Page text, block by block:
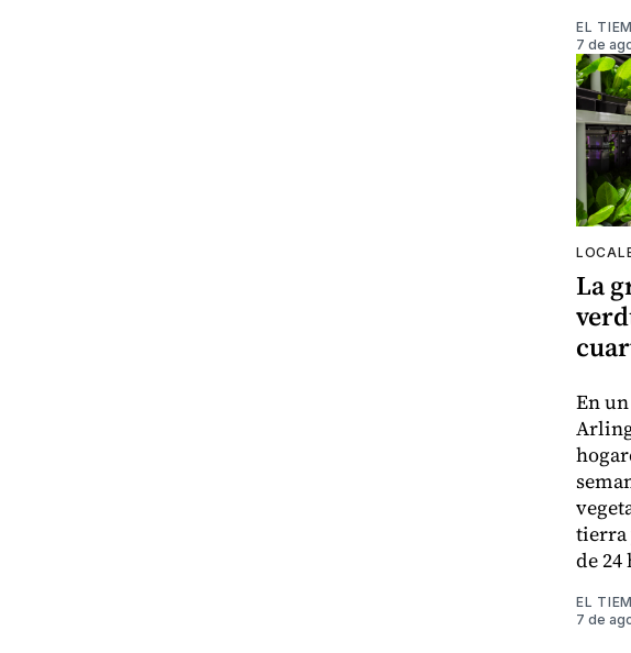
EL
7 de
La
En
tierra
de 24
EL
7 de